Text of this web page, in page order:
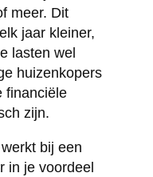
meer. Dit
jaar kleiner,
lasten wel
huizenkopers
financiële
zijn.
bij een
in je voordeel